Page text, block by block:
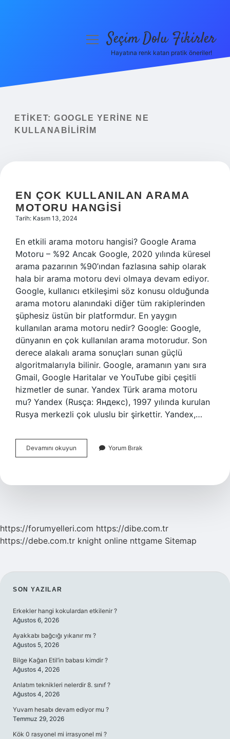
Yasal Uyarı
menüyüSeçim Dolu Fikirler
Hayatına renk katan pratik öneriler!
ETIKET: GOOGLE YERINE NE
KULLANABILIRIM
EN ÇOK KULLANILAN ARAMA
MOTORU HANGISI
Tarih: Kasım 13, 2024
En etkili arama motoru hangisi? Google Arama
Motoru – %92 Ancak Google, 2020 yılında küresel
arama pazarının %90’ından fazlasına sahip olarak
hala bir arama motoru devi olmaya devam ediyor.
Google, kullanıcı etkileşimi söz konusu olduğunda
arama motoru alanındaki diğer tüm rakiplerinden
şüphesiz üstün bir platformdur. En yaygın
kullanılan arama motoru nedir? Google: Google,
dünyanın en çok kullanılan arama motorudur. Son
derece alakalı arama sonuçları sunan güçlü
algoritmalarıyla bilinir. Google, aramanın yanı sıra
Gmail, Google Haritalar ve YouTube gibi çeşitli
hizmetler de sunar. Yandex Türk arama motoru
mu? Yandex (Rusça: Яндекс), 1997 yılında kurulan
Rusya merkezli çok uluslu bir şirkettir. Yandex,…
Devamını okuyun
Çok
Motoru
Yorum Bırak
https://forumyelleri.com https://dibe.com.tr
https://debe.com.tr knight online nttgame Sitemap
SIDEBAR
SON YAZILAR
Erkekler hangi kokulardan etkilenir ?
Ağustos 6, 2026
Ayakkabı bağcığı yıkanır mı ?
Ağustos 5, 2026
Bilge Kağan Etil’in babası kimdir ?
Ağustos 4, 2026
Anlatım teknikleri nelerdir 8. sınıf ?
Ağustos 4, 2026
Yuvam hesabı devam ediyor mu ?
Temmuz 29, 2026
Kök 0 rasyonel mi irrasyonel mi ?